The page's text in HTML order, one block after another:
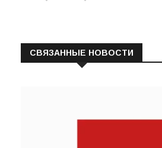
СВЯЗАННЫЕ НОВОСТИ